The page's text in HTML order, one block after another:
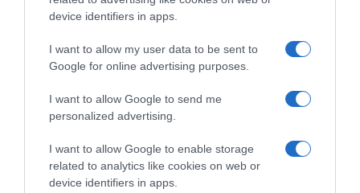
device identifiers in apps.
I want to allow my user data to be sent to
Google for online advertising purposes.
I want to allow Google to send me
personalized advertising.
I want to allow Google to enable storage
related to analytics like cookies on web or
device identifiers in apps.
consejo médico, tener a mano el envase o la
etiqueta. Mantener fuera del alcance de los niños.
Llevar guantes/gafas de protección. EN CASO DE
CONTACTO CON LOS OJOS: Enjuagar con agua
cuidadosamente durante varios minutos. Quitar las
lentes de contacto cuando estén presentes y
pueda hacerse con facilidad. Proseguir con el
lavado. Si persiste la irritación ocular: Consultar a
un médico. Contiene AMYLASE, SUBTILISIN. Puede
provocar una reacción alérgica. No Ingerir. En caso